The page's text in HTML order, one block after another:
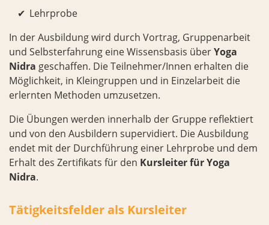
Lehrprobe
In der Ausbildung wird durch Vortrag, Gruppenarbeit
und Selbsterfahrung eine Wissensbasis überYoga
Nidra geschaffen. Die Teilnehmer/Innen erhalten die
Möglichkeit, in Kleingruppen und in Einzelarbeit die
erlernten Methoden umzusetzen.
Die Übungen werden innerhalb der Gruppe reflektiert
und von den Ausbildern supervidiert. Die Ausbildung
endet mit der Durchführung einer Lehrprobe und dem
Erhalt des Zertifikats für den Kursleiter für Yoga
Nidra.
Tätigkeitsfelder als Kursleiter